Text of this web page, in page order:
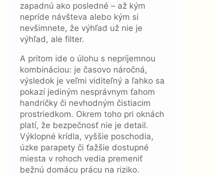
zapadnú ako posledné – až kým
nepríde návšteva alebo kým si
nevšimnete, že výhľad už nie je
výhľad, ale filter.
A pritom ide o úlohu s nepríjemnou
kombináciou: je časovo náročná,
výsledok je veľmi viditeľný a ľahko sa
pokazí jediným nesprávnym ťahom
handričky či nevhodným čistiacim
prostriedkom. Okrem toho pri oknách
platí, že bezpečnosť nie je detail.
Výklopné krídla, vyššie poschodia,
úzke parapety či ťažšie dostupné
miesta v rohoch vedia premeniť
bežnú domácu prácu na riziko.